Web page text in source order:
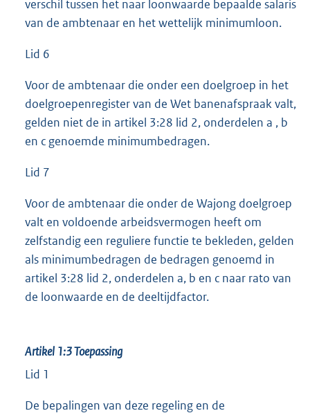
verschil tussen het naar loonwaarde bepaalde salaris
van de ambtenaar en het wettelijk minimumloon.
Lid 6
Voor de ambtenaar die onder een doelgroep in het
doelgroepenregister van de Wet banenafspraak valt,
gelden niet de in artikel 3:28 lid 2, onderdelen a , b
en c genoemde minimumbedragen.
Lid 7
Voor de ambtenaar die onder de Wajong doelgroep
valt en voldoende arbeidsvermogen heeft om
zelfstandig een reguliere functie te bekleden, gelden
als minimumbedragen de bedragen genoemd in
artikel 3:28 lid 2, onderdelen a, b en c naar rato van
de loonwaarde en de deeltijdfactor.
Artikel 1:3Toepassing
Lid 1
De bepalingen van deze regeling en de